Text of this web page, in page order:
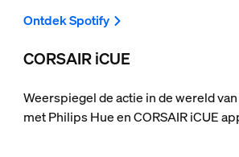
Ontdek Spotify
CORSAIR iCUE
Weerspiegel de actie in de wereld
met Philips Hue en CORSAIR iCUE